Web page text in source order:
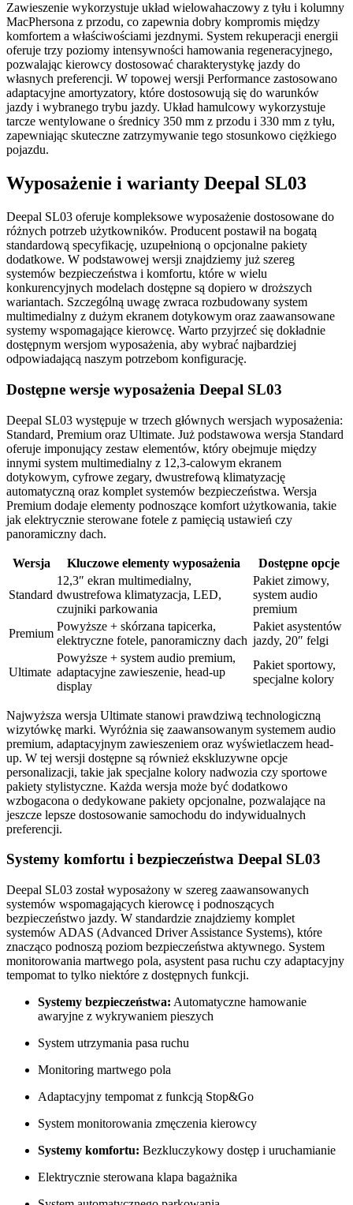
Zawieszenie wykorzystuje układ wielowahaczowy z tyłu i kolumny
MacPhersona z przodu, co zapewnia dobry kompromis między
komfortem a właściwościami jezdnymi. System rekuperacji energii
oferuje trzy poziomy intensywności hamowania regeneracyjnego,
pozwalając kierowcy dostosować charakterystykę jazdy do
własnych preferencji. W topowej wersji Performance zastosowano
adaptacyjne amortyzatory, które dostosowują się do warunków
jazdy i wybranego trybu jazdy. Układ hamulcowy wykorzystuje
tarcze wentylowane o średnicy 350 mm z przodu i 330 mm z tyłu,
zapewniając skuteczne zatrzymywanie tego stosunkowo ciężkiego
pojazdu.
Wyposażenie i warianty Deepal SL03
Deepal SL03 oferuje kompleksowe wyposażenie dostosowane do
różnych potrzeb użytkowników. Producent postawił na bogatą
standardową specyfikację, uzupełnioną o opcjonalne pakiety
dodatkowe. W podstawowej wersji znajdziemy już szereg
systemów bezpieczeństwa i komfortu, które w wielu
konkurencyjnych modelach dostępne są dopiero w droższych
wariantach. Szczególną uwagę zwraca rozbudowany system
multimedialny z dużym ekranem dotykowym oraz zaawansowane
systemy wspomagające kierowcę. Warto przyjrzeć się dokładnie
dostępnym wersjom wyposażenia, aby wybrać najbardziej
odpowiadającą naszym potrzebom konfigurację.
Dostępne wersje wyposażenia Deepal SL03
Deepal SL03 występuje w trzech głównych wersjach wyposażenia:
Standard, Premium oraz Ultimate. Już podstawowa wersja Standard
oferuje imponujący zestaw elementów, który obejmuje między
innymi system multimedialny z 12,3-calowym ekranem
dotykowym, cyfrowe zegary, dwustrefową klimatyzację
automatyczną oraz komplet systemów bezpieczeństwa. Wersja
Premium dodaje elementy podnoszące komfort użytkowania, takie
jak elektrycznie sterowane fotele z pamięcią ustawień czy
panoramiczny dach.
Wersja Kluczowe elementy wyposażenia Dostępne opcje
Standard
12,3″ ekran multimedialny,
dwustrefowa klimatyzacja, LED,
czujniki parkowania
Pakiet zimowy,
system audio
premium
Premium
Powyższe + skórzana tapicerka,
elektryczne fotele, panoramiczny dach
Pakiet asystentów
jazdy, 20″ felgi
Ultimate
Powyższe + system audio premium,
adaptacyjne zawieszenie, head-up
display
Pakiet sportowy,
specjalne kolory
Najwyższa wersja Ultimate stanowi prawdziwą technologiczną
wizytówkę marki. Wyróżnia się zaawansowanym systemem audio
premium, adaptacyjnym zawieszeniem oraz wyświetlaczem head-
up. W tej wersji dostępne są również ekskluzywne opcje
personalizacji, takie jak specjalne kolory nadwozia czy sportowe
pakiety stylistyczne. Każda wersja może być dodatkowo
wzbogacona o dedykowane pakiety opcjonalne, pozwalające na
jeszcze lepsze dostosowanie samochodu do indywidualnych
preferencji.
Systemy komfortu i bezpieczeństwa Deepal SL03
Deepal SL03 został wyposażony w szereg zaawansowanych
systemów wspomagających kierowcę i podnoszących
bezpieczeństwo jazdy. W standardzie znajdziemy komplet
systemów ADAS (Advanced Driver Assistance Systems), które
znacząco podnoszą poziom bezpieczeństwa aktywnego. System
monitorowania martwego pola, asystent pasa ruchu czy adaptacyjny
tempomat to tylko niektóre z dostępnych funkcji.
Systemy bezpieczeństwa: Automatyczne hamowanie
awaryjne z wykrywaniem pieszych
System utrzymania pasa ruchu
Monitoring martwego pola
Adaptacyjny tempomat z funkcją Stop&Go
System monitorowania zmęczenia kierowcy
Systemy komfortu: Bezkluczykowy dostęp i uruchamianie
Elektrycznie sterowana klapa bagażnika